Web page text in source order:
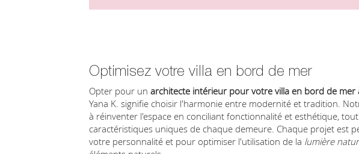
Optimisez votre villa en bord de mer
Opter pour un architecte intérieur pour votre villa en bord de mer
Yana K. signifie choisir l'harmonie entre modernité et tradition.
à réinventer l'espace en conciliant fonctionnalité et esthétique,
caractéristiques uniques de chaque demeure. Chaque projet est
votre personnalité et pour optimiser l'utilisation de la lumière